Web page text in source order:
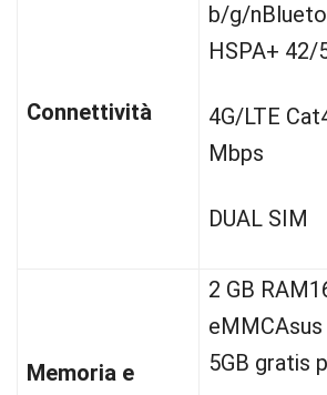
Connettività
b/g/
HSPA+ 42/
4G/LTE
Mbps
DUAL SIM
Memoria e
2 GB
5GB gratis